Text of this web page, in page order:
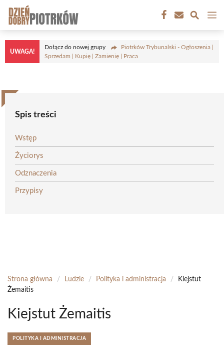
treści
UWAGA!
Dołącz do nowej grupy
Piotrków Trybunalski - Ogłoszenia |
Sprzedam | Kupię | Zamienię | Praca
Spis treści
Wstęp
Życiorys
Odznaczenia
Przypisy
Strona główna / Ludzie / Polityka i administracja /
Kiejstut
Żemaitis
Kiejstut Żemaitis
POLITYKA I ADMINISTRACJA